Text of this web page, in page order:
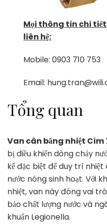
Mọi thông tin chi tiết
liên hệ:
Mobile: 0903 710 753
Email:
Tổng quan
Van cân bằng nhiệt Cim
bị điều khiển dòng chảy
kế đặc biệt để duy trì
nước nóng sinh hoạt. Với
nhiệt, van này đóng vai
bảo chất lượng nước và
khuẩn Legionella.